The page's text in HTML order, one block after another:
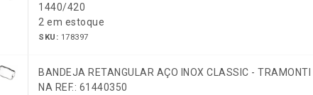
1440/420
2 em estoque
SKU: 178397
BANDEJA RETANGULAR AÇO INOX CLASSIC - TRAMONTI
NA REF.: 61440350